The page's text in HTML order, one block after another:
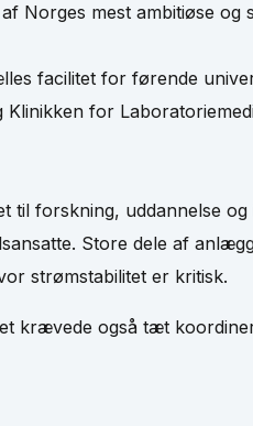
Norges mest ambitiøse og
facilitet for førende
Klinikken for
til forskning, uddannelse
Store dele af
strømstabilitet er kritisk.
krævede også tæt